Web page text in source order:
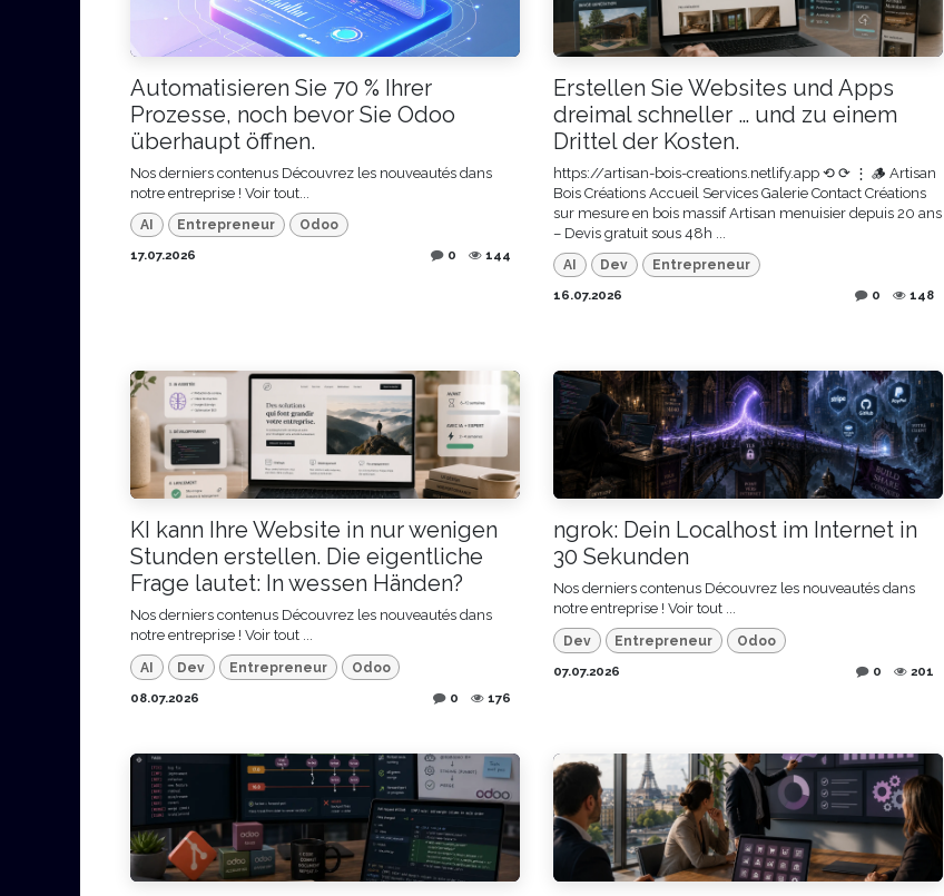
Automatisieren Sie 70 % Ihrer
Prozesse, noch bevor Sie Odoo
überhaupt öffnen.
Nos derniers contenus Découvrez les nouveautés dans
notre entreprise ! Voir tout...
AI Entrepreneur
Odoo
17.07.2026
0 144
Erstellen Sie Websites und Apps
dreimal schneller … und zu einem
Drittel der Kosten.
https://artisan-bois-creations.netlify.app ⟲ ⟳ ⋮ 🪵 Artisan
Bois Créations Accueil Services Galerie Contact Créations
sur mesure en bois massif Artisan menuisier depuis 20 ans
– Devis gratuit sous 48h ...
AI Dev
Entrepreneur
16.07.2026
0 148
KI kann Ihre Website in nur wenigen
Stunden erstellen. Die eigentliche
Frage lautet: In wessen Händen?
Nos derniers contenus Découvrez les nouveautés dans
notre entreprise ! Voir tout ​...
AI Dev Entrepreneur
Odoo
08.07.2026
0 176
ngrok: Dein Localhost im Internet in
30 Sekunden
Nos derniers contenus Découvrez les nouveautés dans
notre entreprise ! Voir tout ​...
Dev Entrepreneur
Odoo
07.07.2026
0 201